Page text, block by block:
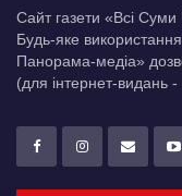
Сайт газети «Всі
Будь-яке
Панорама-медіа»
(для інтернет-видань